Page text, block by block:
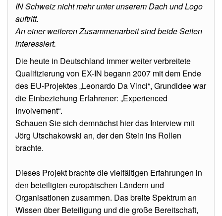
IN Schweiz nicht mehr unter unserem Dach und Logo
auftritt.
An einer weiteren Zusammenarbeit sind beide Seiten
interessiert.
Die heute in Deutschland immer weiter verbreitete
Qualifizierung von EX-IN begann 2007 mit dem Ende
des EU-Projektes „Leonardo Da Vinci“, Grundidee war
die Einbeziehung Erfahrener: „Experienced
Involvement“.
Schauen Sie sich demnächst hier das Interview mit
Jörg Utschakowski an, der den Stein ins Rollen
brachte.
Dieses Projekt brachte die vielfältigen Erfahrungen in
den beteiligten europäischen Ländern und
Organisationen zusammen. Das breite Spektrum an
Wissen über Beteiligung und die große Bereitschaft,